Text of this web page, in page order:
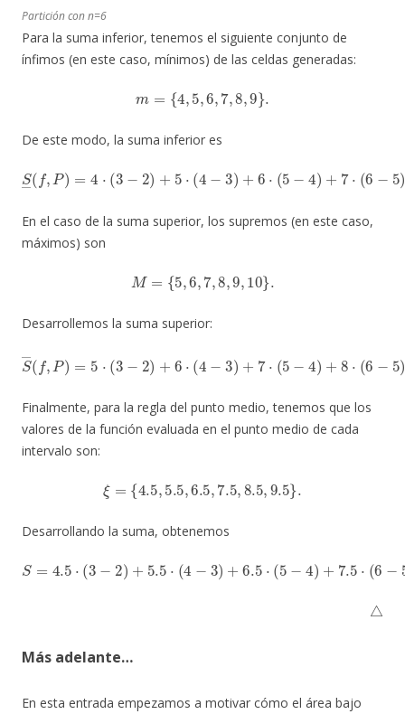
Partición con n=6
Para la suma inferior, tenemos el siguiente conjunto de
ínfimos (en este caso, mínimos) de las celdas generadas:
m {4 5 6, 7,8 ,9 }.
De este modo, la suma inferior es
S― f,P 4⋅ 3−2 +5⋅ 4 −3 )+6 5− 4) +7 (6 )+8 ⋅ 7− 6)+
9 ⋅(8 −7 39.
En el caso de la suma superior, los supremos (en este caso,
máximos) son
M {5 6, 7,8 ,9 ,10}.
Desarrollemos la suma superior:
S― f,P 5⋅ 3−2 +6 −3 + 7 5− +8 (6 + 7 6)+
⋅( − 7 45.
Finalmente, para la regla del punto medio, tenemos que los
valores de la función evaluada en el punto medio de cada
intervalo son:
{4.5 5.5, 6.5, 7.5, 8.5,9.5 }.
Desarrollando la suma, obtenemos
S= 4.5 ⋅(3 −2 5.5 ( 4− 3 +6.5 (5− 4 )+ 7.5⋅(6 5)+ 8.5 ⋅(7 −6
) +9.5⋅( 7) = 42.
△
Más adelante…
En esta entrada empezamos a motivar cómo el área bajo